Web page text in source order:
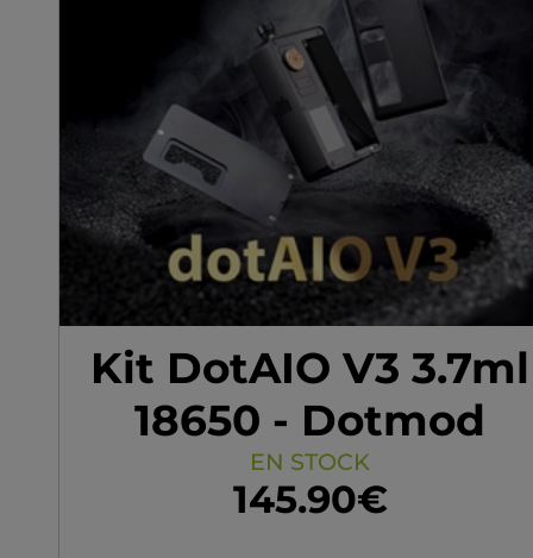
puissance réglable de 5 à
80W. Compatible DTL et
MTL grâce à deux drip tips,
offre des résistances de
à 1.2 ohm et une cartouche
de 5ml.
Kit DotAIO V3 3.7ml
18650 - Dotmod
EN STOCK
145.90€